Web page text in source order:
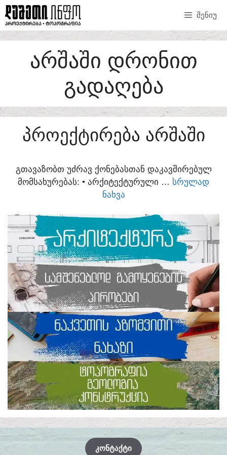
SKIP
TO
CONTENT
ᲛᲔᲜᲘᲣ
ᲐᲠᲨᲐᲨᲘ ᲓᲠᲝᲜᲘᲗ
ᲒᲐᲓᲐᲦᲔᲑᲐ
ᲞᲠᲝᲔᲥᲢᲘᲠᲔᲑᲐ ᲐᲠᲨᲐᲨᲘ
ᲒᲗᲐᲕᲐᲖᲝᲑᲗ ᲣᲫᲠᲐᲕ ᲥᲝᲜᲔᲑᲐᲡᲗᲐᲜ ᲓᲐᲙᲐᲕᲨᲘᲠᲔᲑᲣᲚ
ᲛᲝᲛᲡᲐᲮᲣᲠᲔᲑᲐᲡ:​ • ᲐᲠᲥᲘᲢᲔᲥᲢᲣᲠᲣᲚᲘ … ᲡᲠᲣᲚᲐᲓ
ᲜᲐᲮᲕᲐ
ᲙᲝᲜᲢᲐᲥᲢᲘ